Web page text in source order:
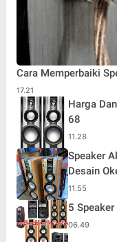
Cara Memperbaiki
17.21
Harga
68
11.28
Speaker Aktif Polytron PAS
Desain
11.55
5
06.49